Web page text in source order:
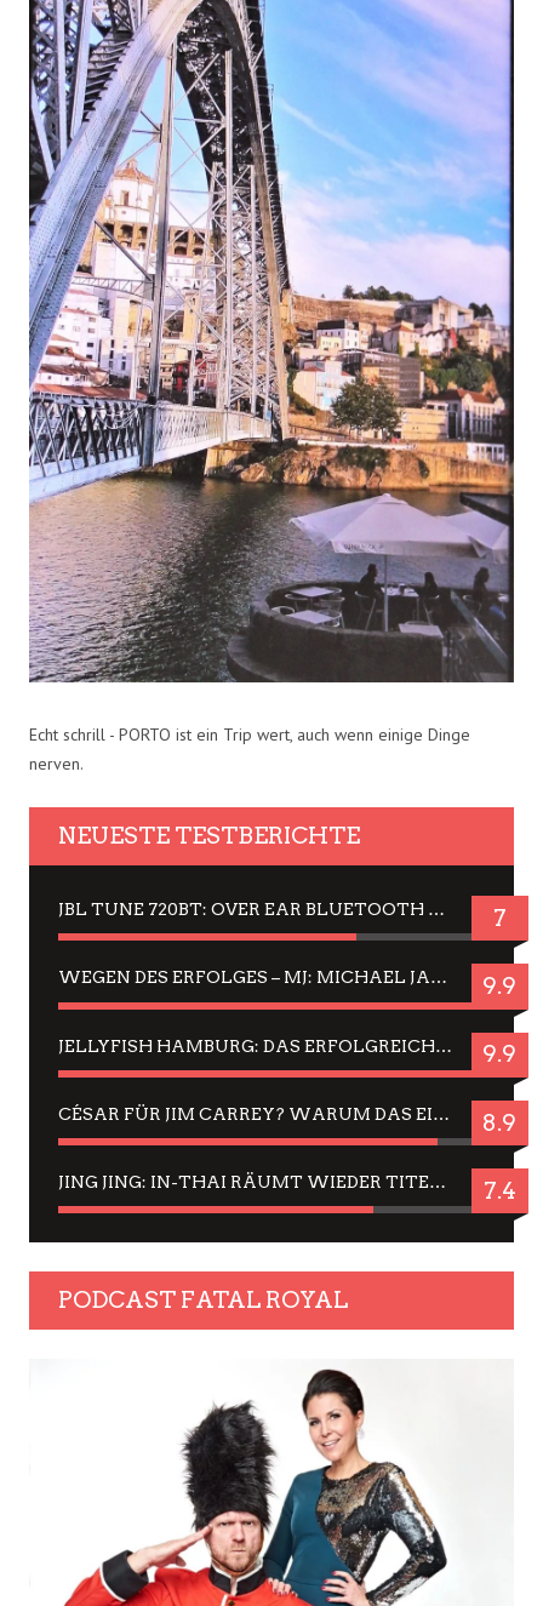
Echt schrill - PORTO ist ein Trip wert, auch wenn einige Dinge
nerven.
NEUESTE TESTBERICHTE
JBL TUNE 720BT: OVER EAR BLUETOOTH KOPFHÖRER UM DIE 50,-€ IM DAUER-TEST 7
WEGEN DES ERFOLGES – MJ: MICHAEL JACKSON MUSICAL IN EINER MATINEE SEHEN 9.9
JELLYFISH HAMBURG: DAS ERFOLGREICHE SOMMER-MENÜ 2025 IN GEFÜHLEN UND BILDERN 9.9
CÉSAR FÜR JIM CARREY? WARUM DAS EINER DER NERVIGSTEN ACTORS IST UND BLEIBT 8.9
JING JING: IN-THAI RÄUMT WIEDER TITEL AB – EIN ZWEI-STUNDEN-ERLEBNISBERICHT 7.4
PODCAST FATAL ROYAL